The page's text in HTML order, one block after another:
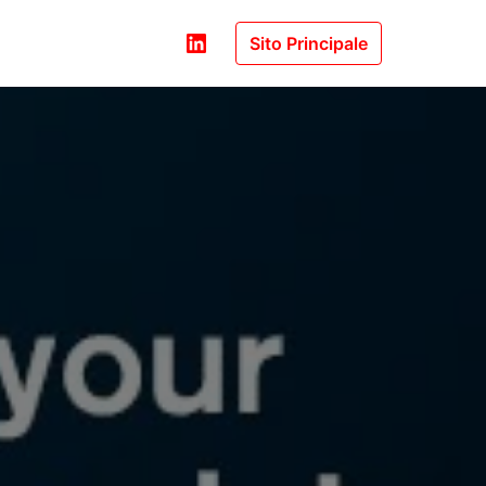
Sito Principale